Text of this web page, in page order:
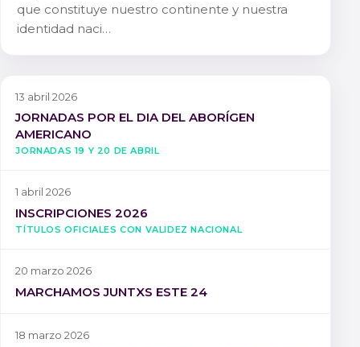
que constituye nuestro continente y nuestra
identidad naci…
13 abril 2026
JORNADAS POR EL DIA DEL ABORÍGEN
AMERICANO
Jornadas 19 y 20 de Abril
1 abril 2026
INSCRIPCIONES 2026
Títulos oficiales con validez nacional
20 marzo 2026
MARCHAMOS JUNTXS ESTE 24
18 marzo 2026